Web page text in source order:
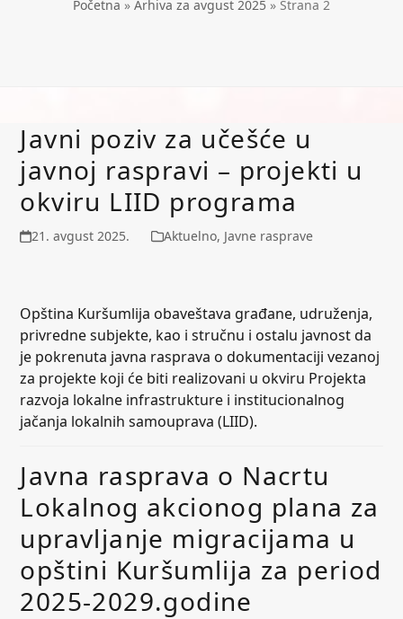
Početna » Arhiva za avgust 2025 » Strana 2
Javni poziv za učešće u
javnoj raspravi – projekti u
okviru LIID programa
21. avgust 2025. Aktuelno, Javne rasprave
Opština Kuršumlija obaveštava građane, udruženja,
privredne subjekte, kao i stručnu i ostalu javnost da
je pokrenuta javna rasprava o dokumentaciji vezanoj
za projekte koji će biti realizovani u okviru Projekta
razvoja lokalne infrastrukture i institucionalnog
jačanja lokalnih samouprava (LIID).
Javna rasprava o Nacrtu
Lokalnog akcionog plana za
upravljanje migracijama u
opštini Kuršumlija za period
2025-2029.godine